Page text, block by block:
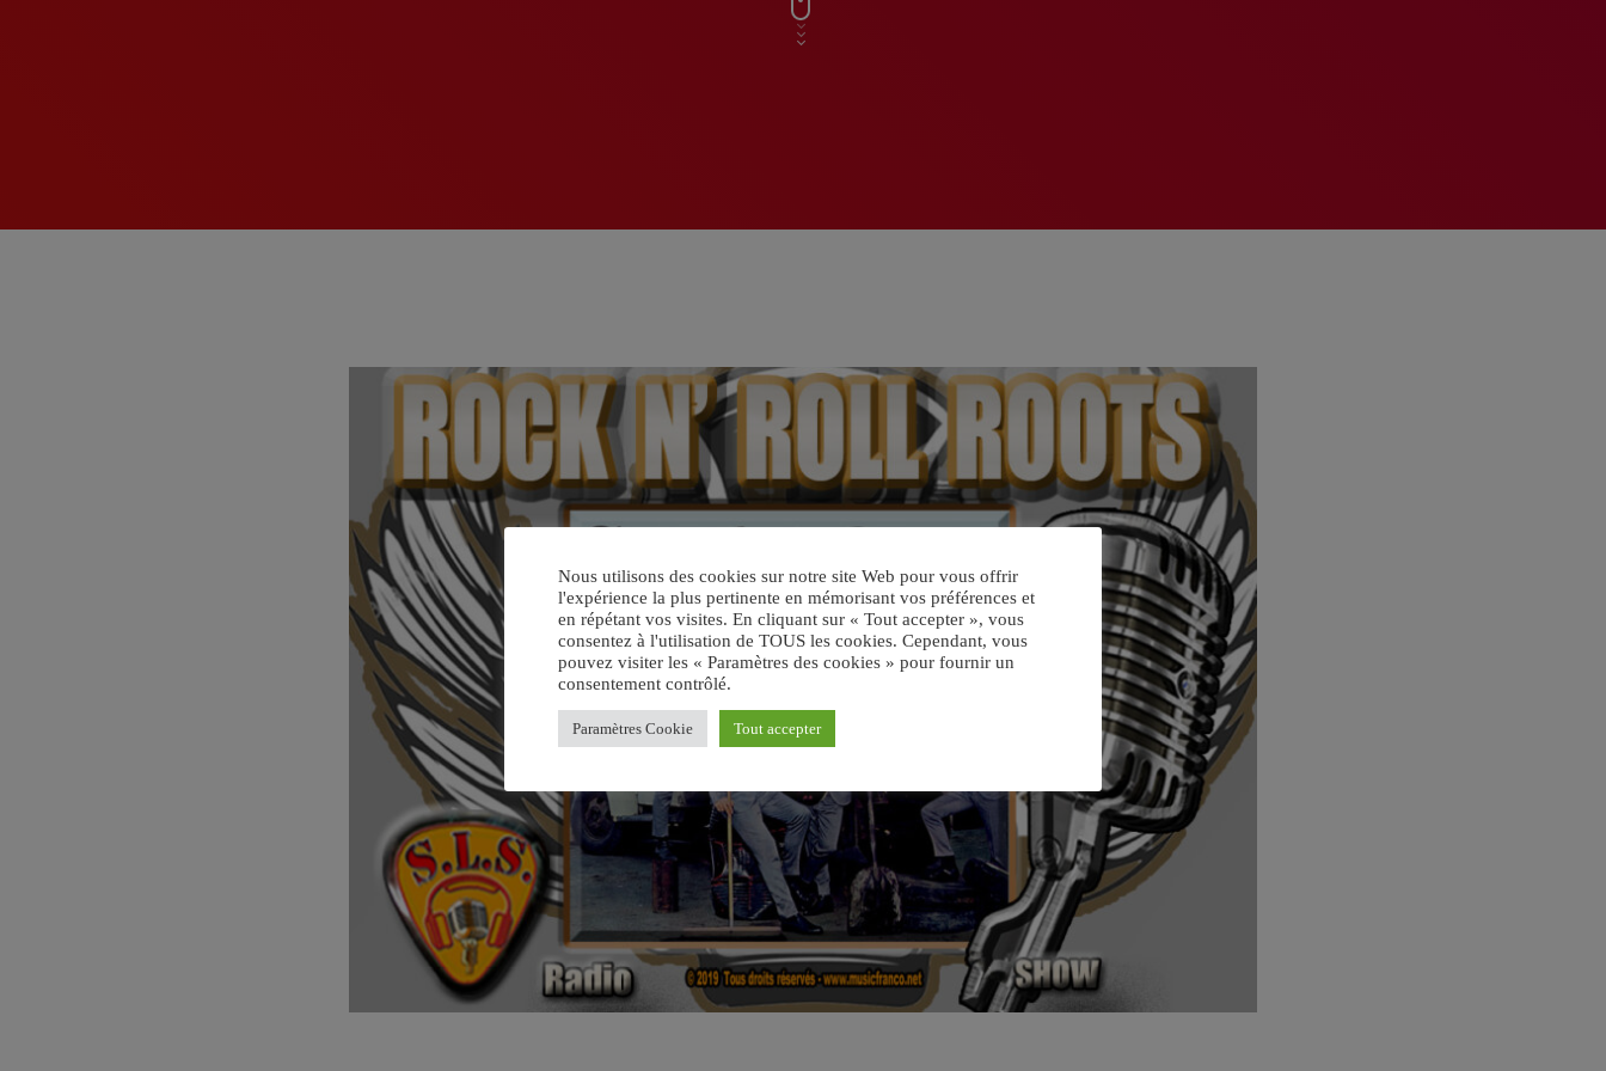
Nous utilisons des cookies sur notre site Web pour vous offrir
l'expérience la plus pertinente en mémorisant vos préférences et
en répétant vos visites. En cliquant sur « Tout accepter », vous
consentez à l'utilisation de TOUS les cookies. Cependant, vous
pouvez visiter les « Paramètres des cookies » pour fournir un
consentement contrôlé.
Paramètres Cookie Tout accepter